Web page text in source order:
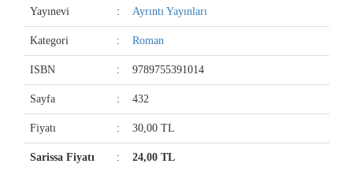
Yayınevi : Ayrıntı Yayınları
Kategori : Roman
ISBN : 9789755391014
Sayfa : 432
Fiyatı : 30,00 TL
Sarissa Fiyatı : 24,00 TL